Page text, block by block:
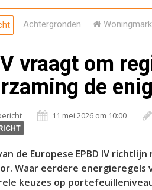
Achtergronden
vraagt om
de
11 mei 2026 om 10:00
de Europese EPBD IV
Waar eerdere energieregels
keuzes op